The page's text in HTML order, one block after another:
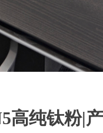
高纯钛粉|